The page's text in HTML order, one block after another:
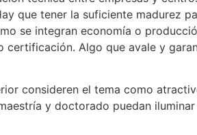
que tener la suficiente madurez
se integran economía o
Algo que avale y
consideren el tema como
y doctorado puedan